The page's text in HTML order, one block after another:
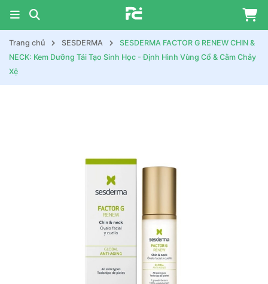
Trang chủ SESDERMA
SESDERMA FACTOR G RENEW CHIN &
NECK: Kem Dưỡng Tái Tạo Sinh Học - Định Hình Vùng Cổ & Cằm Chảy
Xệ